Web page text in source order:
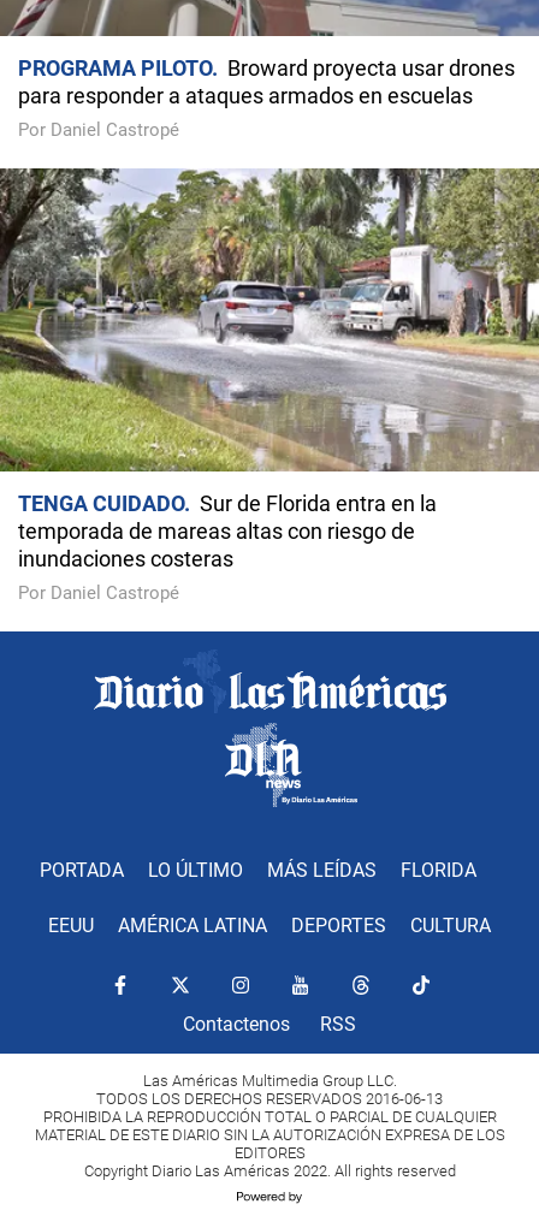
PROGRAMA PILOTO
Broward proyecta usar drones
para responder a ataques armados en escuelas
Por Daniel Castropé
TENGA CUIDADO
Sur de Florida entra en la
temporada de mareas altas con riesgo de
inundaciones costeras
Por Daniel Castropé
PORTADA LO ÚLTIMO MÁS LEÍDAS FLORIDA
EEUU AMÉRICA LATINA DEPORTES CULTURA
Contactenos RSS
Las Américas Multimedia Group LLC.
TODOS LOS DERECHOS RESERVADOS 2016-06-13
PROHIBIDA LA REPRODUCCIÓN TOTAL O PARCIAL DE CUALQUIER
MATERIAL DE ESTE DIARIO SIN LA AUTORIZACIÓN EXPRESA DE LOS
EDITORES
Copyright Diario Las Américas 2022. All rights reserved